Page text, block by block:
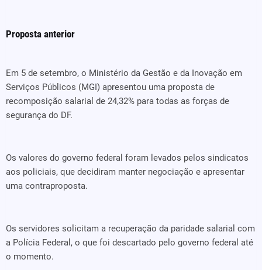
Proposta anterior
Em 5 de setembro, o Ministério da Gestão e da Inovação em
Serviços Públicos (MGI) apresentou uma proposta de
recomposição salarial de 24,32% para todas as forças de
segurança do DF.
Os valores do governo federal foram levados pelos sindicatos
aos policiais, que decidiram manter negociação e apresentar
uma contraproposta.
Os servidores solicitam a recuperação da paridade salarial com
a Polícia Federal, o que foi descartado pelo governo federal até
o momento.